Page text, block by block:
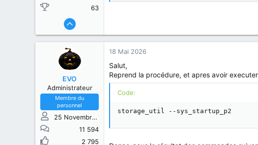
63
EVO
Administrateur
Membre du
personnel
25 Novembre 2019
11 594
2 795
18 Mai 2026
Salut,
Reprend la procédure, et apres avoir
Code:
storage_util --sys_startup_p2